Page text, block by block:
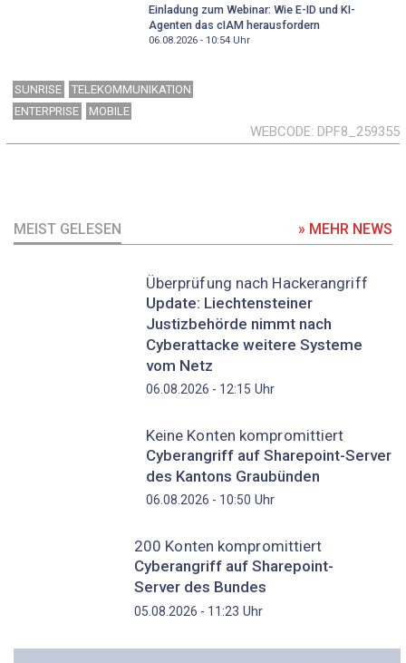
Einladung zum Webinar: Wie E-ID und KI-
Agenten das cIAM herausfordern
06.08.2026 - 10:54Uhr
SUNRISE
TELEKOMMUNIKATION
ENTERPRISE
MOBILE
WEBCODE DPF8_259355
MEIST GELESEN » MEHR NEWS
Überprüfung nach Hackerangriff
Update: Liechtensteiner
Justizbehörde nimmt nach
Cyberattacke weitere Systeme
vom Netz
06.08.2026 - 12:15 Uhr
Keine Konten kompromittiert
Cyberangriff auf Sharepoint-Server
des Kantons Graubünden
06.08.2026 - 10:50 Uhr
200 Konten kompromittiert
Cyberangriff auf Sharepoint-
Server des Bundes
05.08.2026 - 11:23 Uhr